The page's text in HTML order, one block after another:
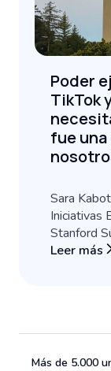
Poder
TikTok
fue
Sara
Iniciativas
Stanford
Leer más
Más de 5.000